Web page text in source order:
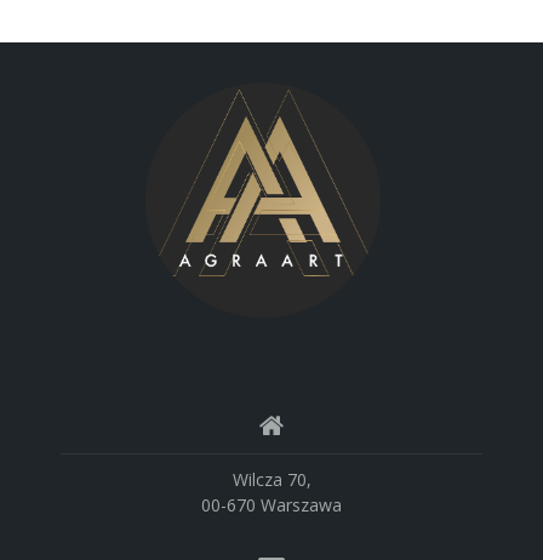
Wilcza 70,
00-670 Warszawa